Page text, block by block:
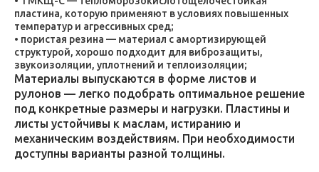
пластина, которую применяют в условиях повышенных
температур и агрессивных сред;
пористая резина — материал с амортизирующей
структурой, хорошо подходит для виброзащиты,
звукоизоляции, уплотнений и теплоизоляции;
Материалы выпускаются в форме листов и
рулонов — легко подобрать оптимальное решение
под конкретные размеры и нагрузки. Пластины и
листы устойчивы к маслам, истиранию и
механическим воздействиям. При необходимости
доступны варианты разной толщины.